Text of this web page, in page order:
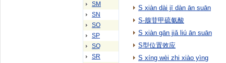
SM
SN
SO
SP
SQ
SR
S xiàn dài jī dàn ān suān
S-腺苷甲硫氨酸
S xiàn gān jiǎ liú ān suān
S型位置效应
S xíng wèi zhi xiào yìng